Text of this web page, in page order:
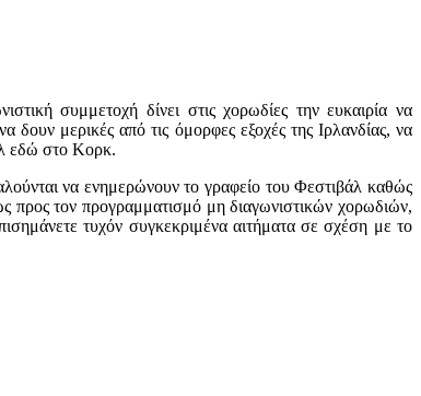
συμμετοχή δίνει στις χορωδίες την ευκαιρία να
μερικές από τις όμορφες εξοχές της Ιρλανδίας, να
εδώ στο Κορκ.
να ενημερώνουν το γραφείο του Φεστιβάλ καθώς
προς τον προγραμματισμό μη διαγωνιστικών χορωδιών,
τυχόν συγκεκριμένα αιτήματα σε σχέση με το